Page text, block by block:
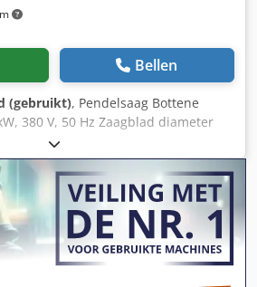
Bellen
(gebruikt), Pendelsaag Bottene
380 V, 50 Hz Zaagblad diameter
ca. 120 mm Max. uitlading 500
langs-aanslag links, 3000 mm Met
mm Aanzuigdiameter 120 mm
H = 4200 x 1150 x 1650 mm
ca. 200 kg Zaag zwenkbaar
verrijdbaar Inclusief
machines: • Typefouten en